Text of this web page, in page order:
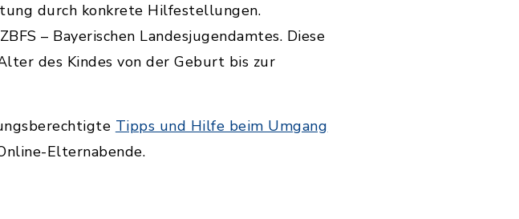
durch konkrete Hilfestellungen.
– Bayerischen Landesjugendamtes. Diese
des Kindes von der Geburt bis zur
Tipps und Hilfe beim Umgang
Elternabende.